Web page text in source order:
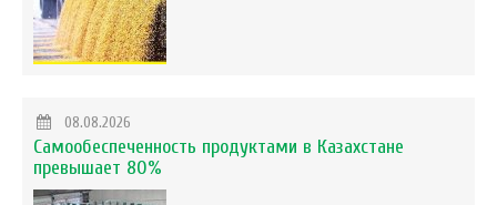
08.08.2026
Самообеспеченность продуктами в Казахстане
превышает 80%